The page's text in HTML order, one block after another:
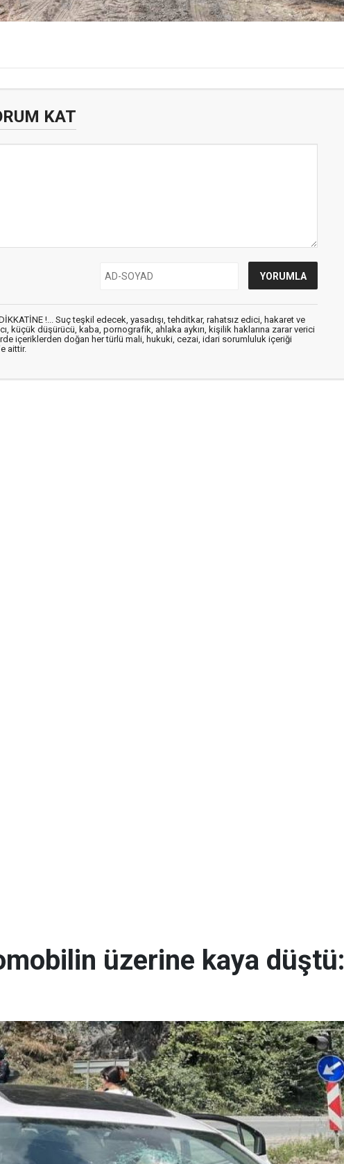
KAT
!... Suç teşkil edecek, yasadışı, tehditkar, rahatsız edici, hakaret ve
küçük düşürücü, kaba, pornografik, ahlaka aykırı, kişilik haklarına zarar verici
içeriklerden doğan her türlü mali, hukuki, cezai, idari sorumluluk içeriği
aittir.
üzerine kaya düştü: